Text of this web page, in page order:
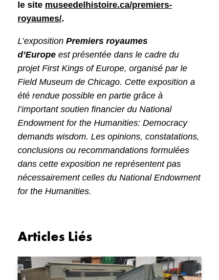
le site museedelhistoire.ca/premiers-
royaumes/.
L’exposition Premiers royaumes
d’Europe est présentée dans le cadre du
projet First Kings of Europe, organisé par le
Field Museum de Chicago. Cette exposition a
été rendue possible en partie grâce à
l’important soutien financier du National
Endowment for the Humanities: Democracy
demands wisdom. Les opinions, constatations,
conclusions ou recommandations formulées
dans cette exposition ne représentent pas
nécessairement celles du National Endowment
for the Humanities.
Articles Liés